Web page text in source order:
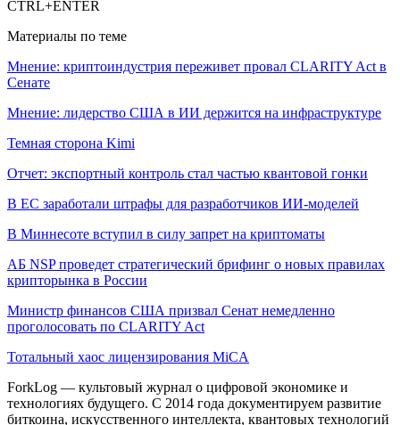
CTRL+ENTER
Материалы по теме
Мнение: криптоиндустрия переживет провал CLARITY Act в
Сенате
Мнение: лидерство США в ИИ держится на инфраструктуре
Темная сторона Kimi
Отчет: экспортный контроль стал частью квантовой гонки
В ЕС заработали штрафы для разработчиков ИИ-моделей
В Миннесоте вступил в силу запрет на криптоматы
АБ NSP проведет стратегический брифинг о новых правилах
крипторынка в России
Министр финансов США призвал Сенат немедленно
проголосовать по CLARITY Act
Тотальный хаос лицензирования MiCA
ForkLog — культовый журнал о цифровой экономике и
технологиях будущего. С 2014 года документируем развитие
биткоина, искусственного интеллекта, квантовых технологий